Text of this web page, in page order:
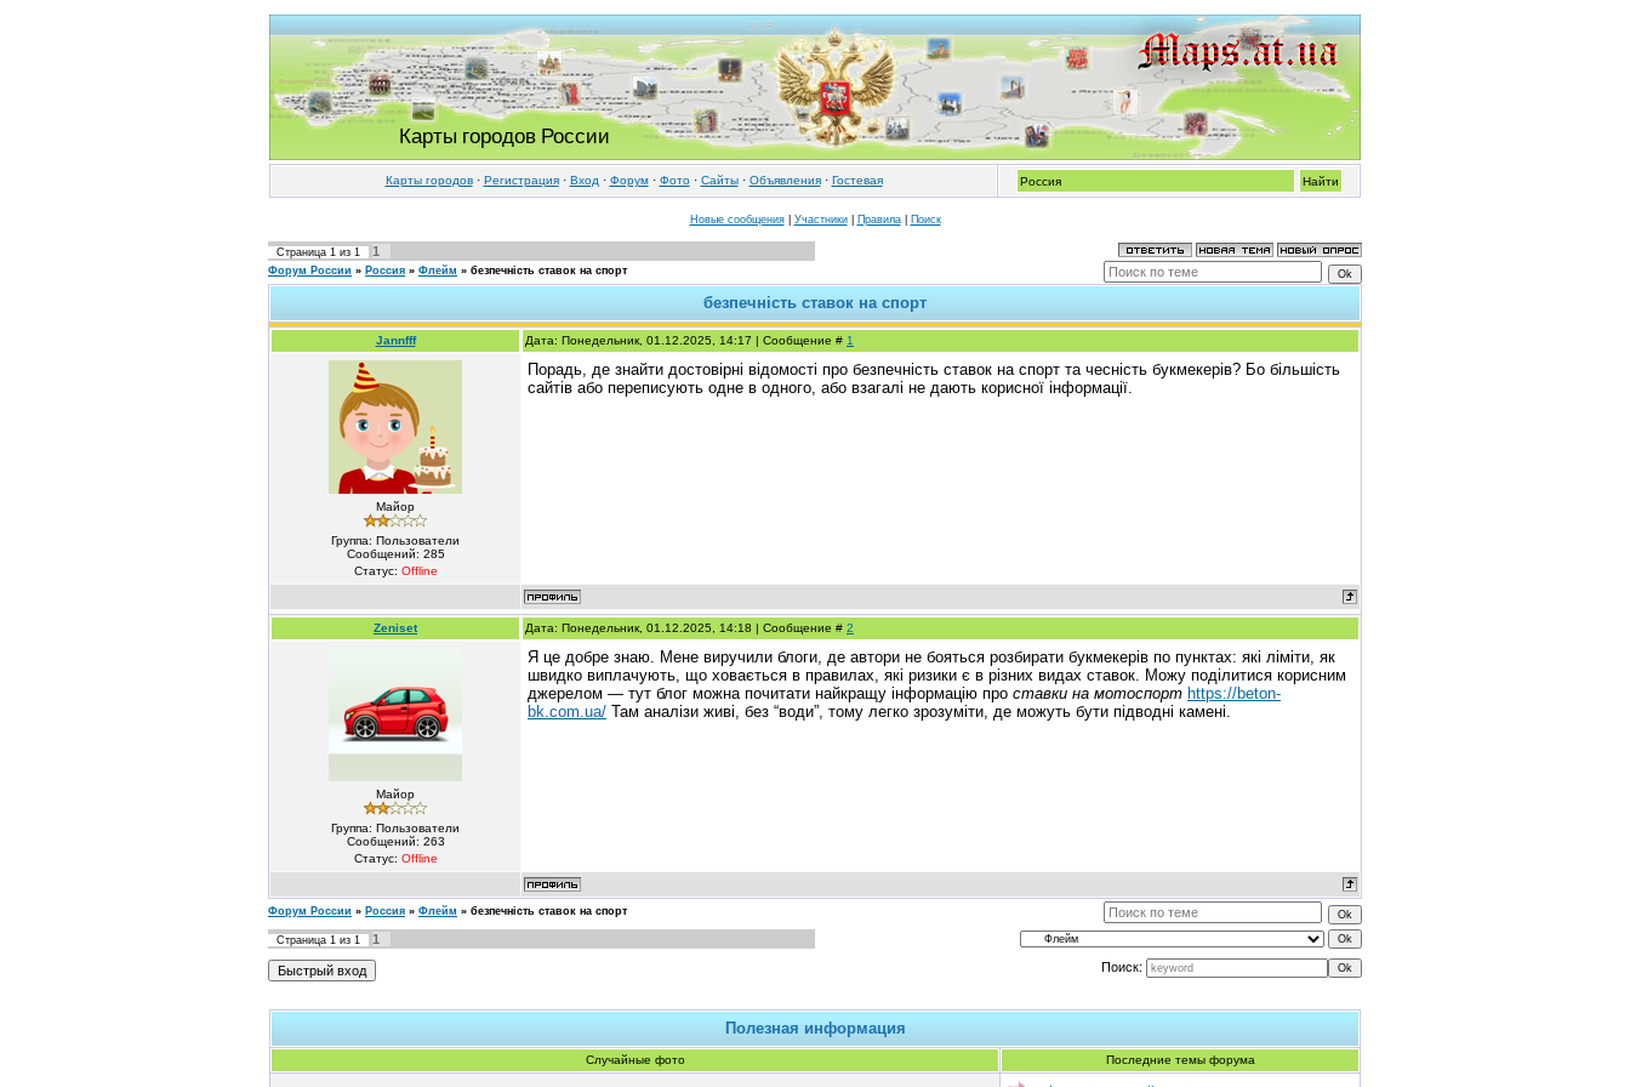
Карты городов России
Карты городов· Регистрация· Вход · Форум· Фото· Cайты· Объявления· Гостевая
Новые сообщения| Участники| Правила| Поиск
Страница 1 из 1 1
Форум России » Россия » Флейм » безпечність ставок на спорт
безпечність ставок на спорт
Jannfff Дата: Понедельник, 01.12.2025, 14:17 | Сообщение # 1
Майор
Группа: Пользователи
Сообщений: 285
Статус: Offline
Порадь, де знайти достовірні відомості про безпечність ставок на спорт та чесність букмекерів? Бо більшість
сайтів або переписують одне в одного, або взагалі не дають корисної інформації.
Zeniset Дата: Понедельник, 01.12.2025, 14:18 | Сообщение # 2
Майор
Группа: Пользователи
Сообщений: 263
Статус: Offline
Я це добре знаю. Мене виручили блоги, де автори не бояться розбирати букмекерів по пунктах: які ліміти, як
швидко виплачують, що ховається в правилах, які ризики є в різних видах ставок. Можу поділитися корисним
джерелом — тут блог можна почитати найкращу інформацію про ставки на мотоспорт https://beton-
bk.com.ua/ Там аналізи живі, без “води”, тому легко зрозуміти, де можуть бути підводні камені.
Форум России » Россия » Флейм » безпечність ставок на спорт
Страница 1 из 1
1
Поиск:
Полезная информация
Случайные фото Последние темы форума